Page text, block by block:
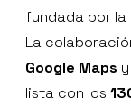
fundada por
La
Google Maps
lista con los